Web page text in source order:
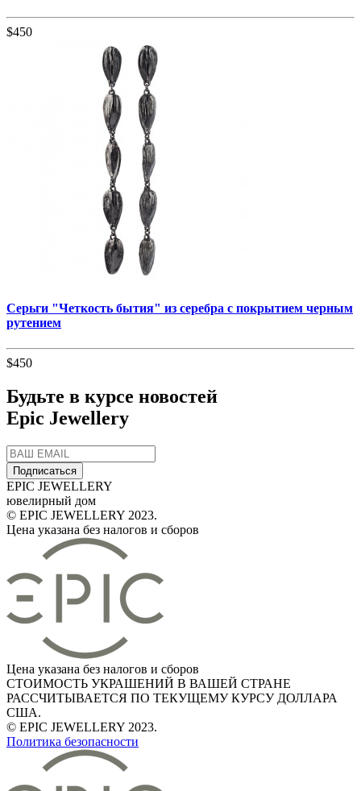
$450
Серьги "Четкость бытия" из серебра с покрытием черным
рутением
$450
Будьте в курсе новостей
Epic Jewellery
Подписаться
EPIC JEWELLERY
ювелирный дом
© EPIC JEWELLERY 2023.
Цена указана без налогов и сборов
Цена указана без налогов и сборов
СТОИМОСТЬ УКРАШЕНИЙ В ВАШЕЙ СТРАНЕ
РАССЧИТЫВАЕТСЯ ПО ТЕКУЩЕМУ КУРСУ ДОЛЛАРА
США.
© EPIC JEWELLERY 2023.
Политика безопасности